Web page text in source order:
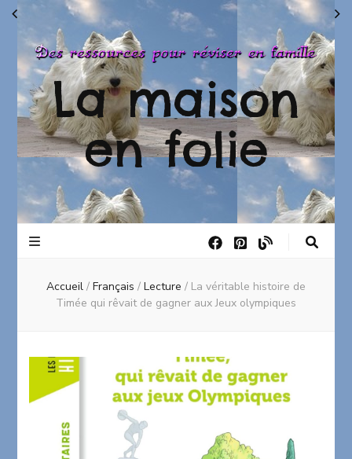
La maison
en folie
Accueil / Français / Lecture / La véritable histoire de
Timée qui rêvait de gagner aux Jeux olympiques